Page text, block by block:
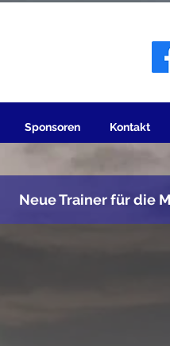
Neue Trainer für die
Sponsoren Kontakt